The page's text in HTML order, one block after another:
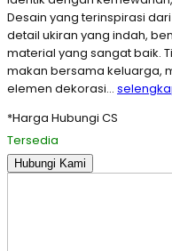
Desain yang terinspirasi
detail ukiran yang indah,
material yang sangat baik.
makan bersama keluarga,
elemen dekorasi…
*Harga Hubungi CS
Tersedia
Hubungi Kami